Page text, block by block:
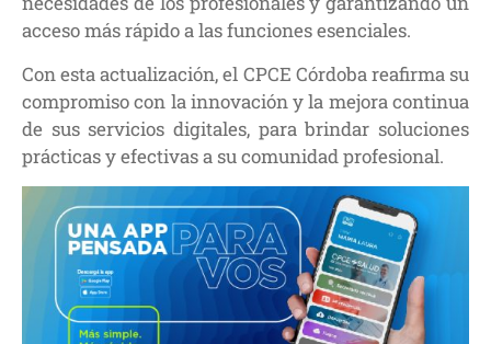
acceso más rápido a las funciones esenciales.
Con esta actualización, el CPCE Córdoba reafirma su
compromiso con la innovación y la mejora continua
de sus servicios digitales, para brindar soluciones
prácticas y efectivas a su comunidad profesional.